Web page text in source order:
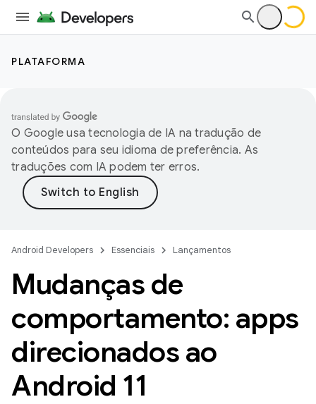
PLATAFORMA
O Google usa tecnologia de IA na tradução de
conteúdos para seu idioma de preferência. As
traduções com IA podem ter erros.
Android Developers Essenciais Lançamentos
Mudanças de
comportamento: apps
direcionados ao
Android 11